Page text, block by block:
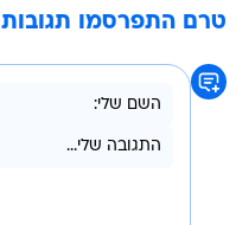
טרם התפרסמו תגובות